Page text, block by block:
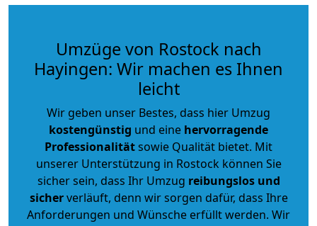
Umzüge von Rostock nach
Hayingen: Wir machen es Ihnen
leicht
Wir geben unser Bestes, dass hier Umzug
kostengünstig und eine hervorragende
Professionalitätsowie Qualität bietet. Mit
unserer Unterstützung in Rostock können Sie
sicher sein, dass Ihr Umzug reibungslos und
sicherverläuft, denn wir sorgen dafür, dass Ihre
Anforderungen und Wünsche erfüllt werden. Wir